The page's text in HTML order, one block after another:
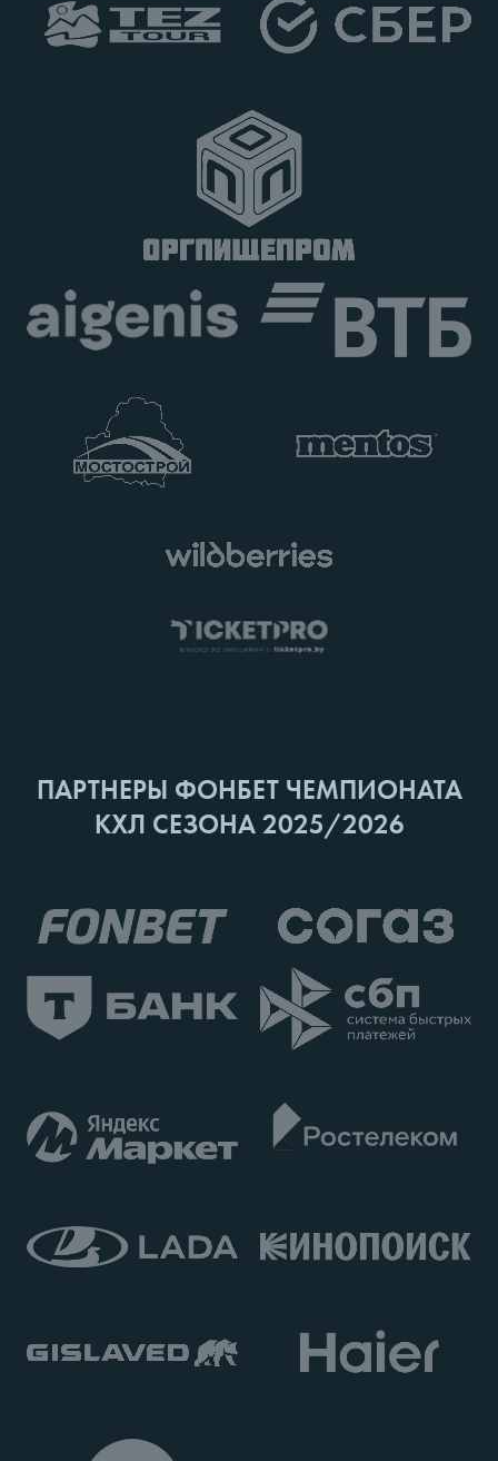
ПАРТНЕРЫ ФОНБЕТ ЧЕМПИОНАТА
КХЛ СЕЗОНА 2025/2026